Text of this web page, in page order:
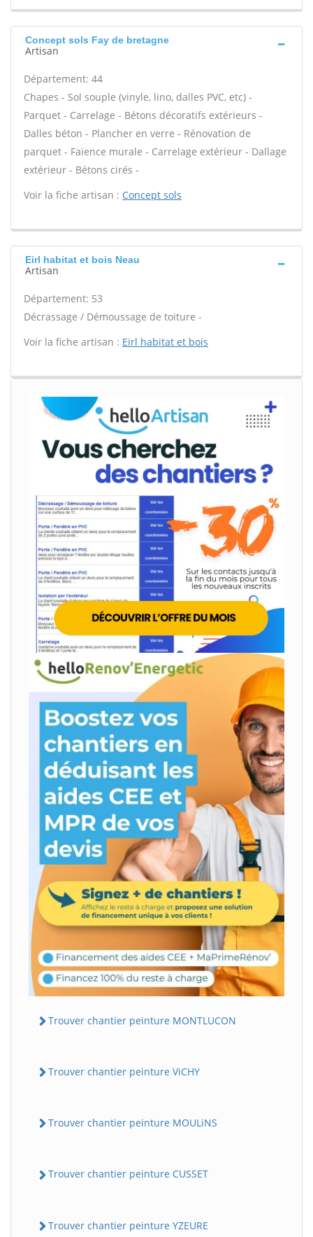
Concept sols Fay de bretagne
Artisan
Département: 44
Chapes - Sol souple (vinyle, lino, dalles PVC, etc) -
Parquet - Carrelage - Bétons décoratifs extérieurs -
Dalles béton - Plancher en verre - Rénovation de
parquet - Faïence murale - Carrelage extérieur - Dallage
extérieur - Bétons cirés -
Voir la fiche artisan : Concept sols
Eirl habitat et bois Neau
Artisan
Département: 53
Décrassage / Démoussage de toiture -
Voir la fiche artisan : Eirl habitat et bois
Trouver chantier peinture MONTLUCON
Trouver chantier peinture ViCHY
Trouver chantier peinture MOULiNS
Trouver chantier peinture CUSSET
Trouver chantier peinture YZEURE